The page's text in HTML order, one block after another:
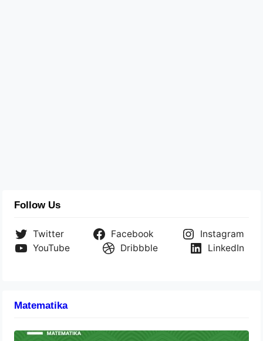
Follow Us
Twitter Facebook
Instagram
YouTube
Dribbble LinkedIn
Matematika